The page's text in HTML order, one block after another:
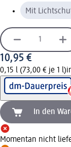
Mit
10,95 €
0,15 l (73,00 € je 1 l)
In den
Momentan nicht